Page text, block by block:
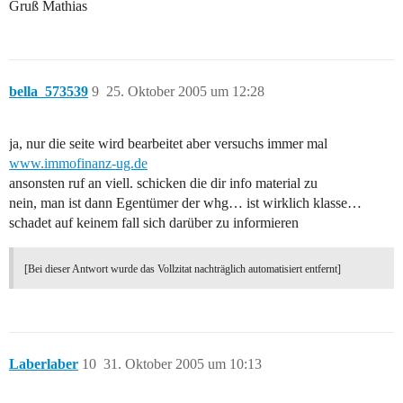
Gruß Mathias
bella_573539 25. Oktober 2005 um 12:28
9
ja, nur die seite wird bearbeitet aber versuchs immer mal
www.immofinanz-ug.de
ansonsten ruf an viell. schicken die dir info material zu
nein, man ist dann Egentümer der whg… ist wirklich klasse…
schadet auf keinem fall sich darüber zu informieren
[Bei dieser Antwort wurde das Vollzitat nachträglich automatisiert entfernt]
Laberlaber 31. Oktober 2005 um 10:13
10